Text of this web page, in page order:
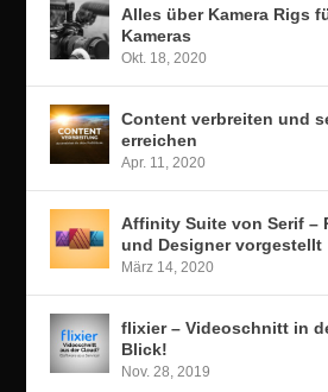
Alles über Kamera Rigs
Kameras
Okt. 18, 2020
Content verbreiten und
erreichen
Apr. 11, 2020
Affinity Suite von Serif –
und Designer vorgestellt
März 14, 2020
flixier – Videoschnitt in
Blick!
Nov. 28, 2019